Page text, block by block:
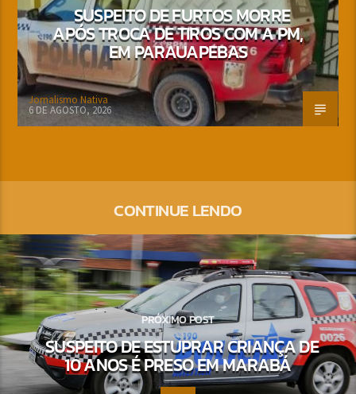
SUSPEITO DE FURTOS MORRE
APÓS TROCA DE TIROS COM A PM,
EM PARAUAPEBAS
Jornalismo Nativa
6 DE AGOSTO, 2026
CONTINUE LENDO
PRÓXIMO POST
SUSPEITO DE ESTUPRAR CRIANÇA DE
10 ANOS É PRESO EM MARABÁ